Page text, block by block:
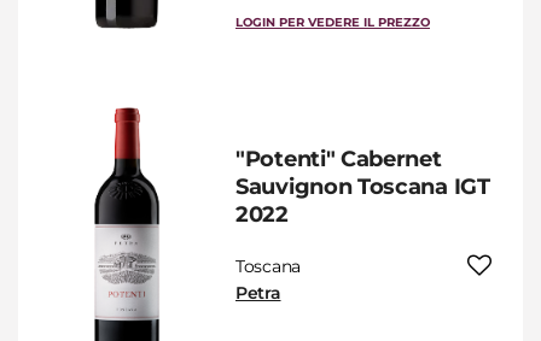
LOGIN PER VEDERE IL PREZZO
"Potenti" Cabernet
Sauvignon Toscana IGT
2022
Toscana
Petra